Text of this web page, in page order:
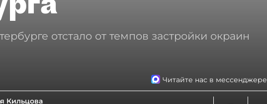
отстало от темпов застройки окраин
Читайте нас в
Кильцова